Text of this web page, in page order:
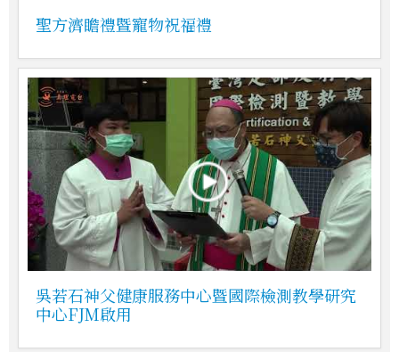
聖方濟瞻禮暨寵物祝福禮
吳若石神父健康服務中心暨國際檢測教學研究
中心FJM啟用